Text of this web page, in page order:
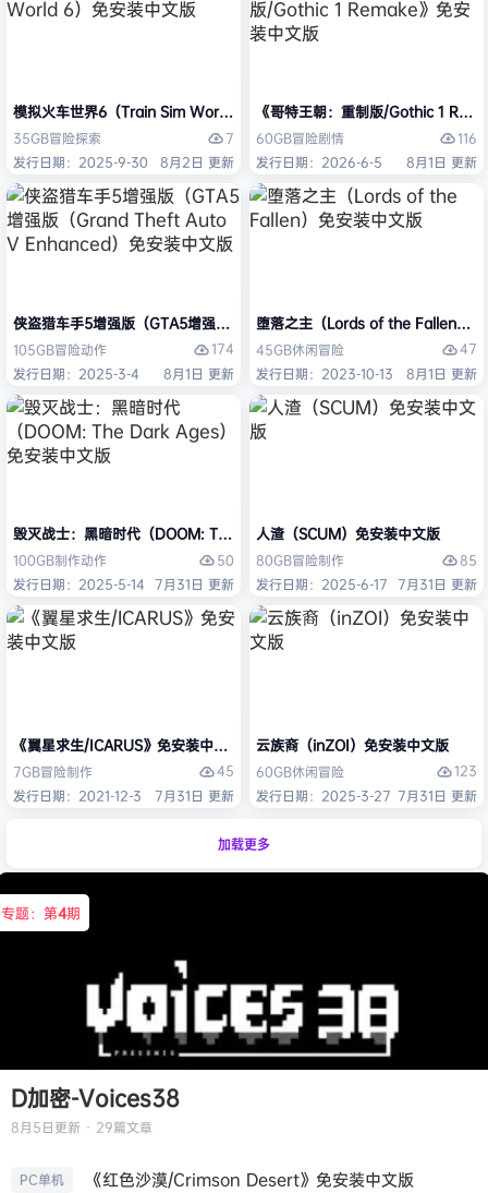
模拟火车世界6（Train Sim World 6）免安装中文版
35GB冒险探索
7
发行日期：2025-9-30
8月2日 更新
《哥特王朝：重制版/Gothic 1
60GB冒险剧情
116
发行日期：2026-6-5
8月1日 更新
侠盗猎车手5增强版（GTA5增强版（Grand Theft Auto V Enhanced）免
105GB冒险动作
174
发行日期：2025-3-4
8月1日 更新
堕落之主（Lords of the Fallen）免
45GB休闲冒险
47
发行日期：2023-10-13
8月1日 更新
毁灭战士：黑暗时代（DOOM: The Dark Ages）免安装中文版
100GB制作动作
50
发行日期：2025-5-14 7月31日 更新
人渣（SCUM）免安装中文版
80GB冒险制作
85
发行日期：2025-6-17 7月31日 更新
《翼星求生/ICARUS》免安装中文版
7GB冒险制作
45
发行日期：2021-12-3
7月31日 更新
云族裔（inZOI）免安装中文版
60GB休闲冒险
123
发行日期：2025-3-27 7月31日 更新
加载更多
专题：第4期
D加密-Voices38
8月5日更新 · 29篇文章
PC单机 《红色沙漠/Crimson Desert》免安装中文版